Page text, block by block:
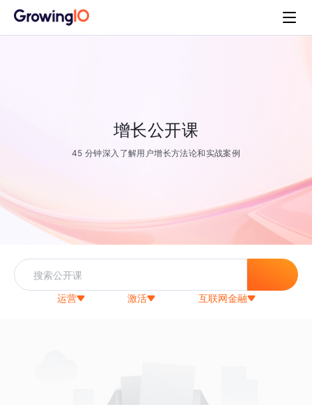
增长公开课
45 分钟深入了解用户增长方法论和实战案例
运营 激活 互联网金融